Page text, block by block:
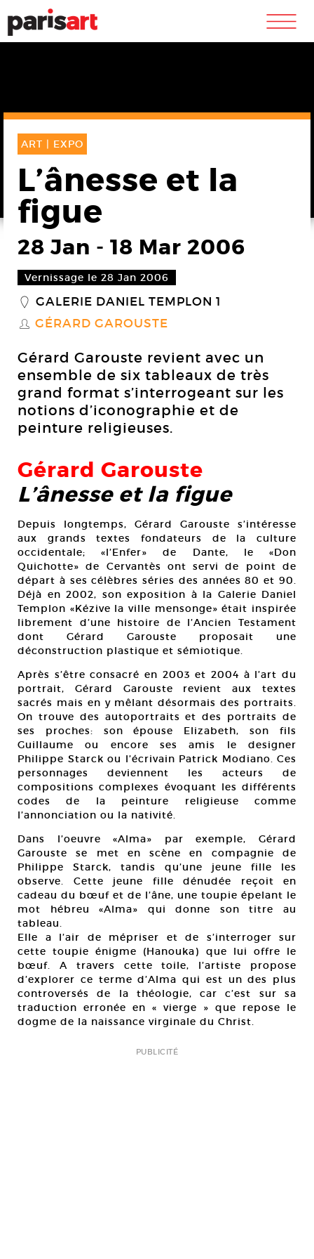
m
ART | EXPO
L’ânesse et la
figue
28 Jan - 18 Mar 2006
Vernissage le 28 Jan 2006
_ GALERIE DANIEL TEMPLON 1
S GÉRARD GAROUSTE
Gérard Garouste revient avec un
ensemble de six tableaux de très
grand format s’interrogeant sur les
notions d’iconographie et de
peinture religieuses.
Gérard Garouste
L’ânesse et la figue
Depuis longtemps, Gérard Garouste s’intéresse
aux grands textes fondateurs de la culture
occidentale; «l’Enfer» de Dante, le «Don
Quichotte» de Cervantès ont servi de point de
départ à ses célèbres séries des années 80 et 90.
Déjà en 2002, son exposition à la Galerie Daniel
Templon «Kézive la ville mensonge» était inspirée
librement d’une histoire de l’Ancien Testament
dont Gérard Garouste proposait une
déconstruction plastique et sémiotique.
Après s’être consacré en 2003 et 2004 à l’art du
portrait, Gérard Garouste revient aux textes
sacrés mais en y mêlant désormais des portraits.
On trouve des autoportraits et des portraits de
ses proches: son épouse Elizabeth, son fils
Guillaume ou encore ses amis le designer
Philippe Starck ou l’écrivain Patrick Modiano. Ces
personnages deviennent les acteurs de
compositions complexes évoquant les différents
codes de la peinture religieuse comme
l’annonciation ou la nativité.
Dans l’oeuvre «Alma» par exemple, Gérard
Garouste se met en scène en compagnie de
Philippe Starck, tandis qu’une jeune fille les
observe. Cette jeune fille dénudée reçoit en
cadeau du bœuf et de l’âne, une toupie épelant le
mot hébreu «Alma» qui donne son titre au
tableau.
Elle a l’air de mépriser et de s’interroger sur
cette toupie énigme (Hanouka) que lui offre le
bœuf. A travers cette toile, l’artiste propose
d’explorer ce terme d’Alma qui est un des plus
controversés de la théologie, car c’est sur sa
traduction erronée en « vierge » que repose le
dogme de la naissance virginale du Christ.
PUBLICITÉ